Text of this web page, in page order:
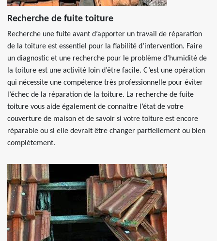
Recherche de fuite toiture
Recherche une fuite avant d’apporter un travail de réparation
de la toiture est essentiel pour la fiabilité d’intervention. Faire
un diagnostic et une recherche pour le problème d’humidité de
la toiture est une activité loin d’être facile. C’est une opération
qui nécessite une compétence très professionnelle pour éviter
l’échec de la réparation de la toiture. La recherche de fuite
toiture vous aide également de connaitre l’état de votre
couverture de maison et de savoir si votre toiture est encore
réparable ou si elle devrait être changer partiellement ou bien
complètement.